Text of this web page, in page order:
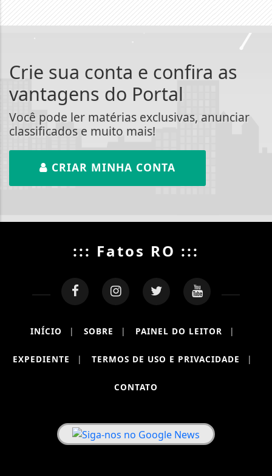
Crie sua conta e confira as
vantagens do Portal
Você pode ler matérias exclusivas, anunciar
classificados e muito mais!
CRIAR MINHA CONTA
::: Fatos RO :::
INÍCIO | SOBRE | PAINEL DO LEITOR |
EXPEDIENTE | TERMOS DE USO E PRIVACIDADE |
CONTATO